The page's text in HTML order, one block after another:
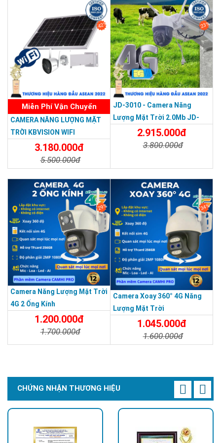
42%
Miễn Phí Vận Chuyển
CAMERA NĂNG LƯỢNG MẶT
TRỜI KBVISION WIFI
3.180.000đ
5.500.000đ
23%
JD-3010 - Camera Năng
Lượng Mặt Trời 2.0Mb JD-
3010, Tặng Thẻ Nhớ 32Gb
2.915.000đ
3.800.000đ
29%
Camera Năng Lượng Mặt Trời
4G 2 Ống Kính
1.200.000đ
1.700.000đ
34%
Camera Xoay 360° 4G Năng
Lượng Mặt Trời
1.045.000đ
1.600.000đ
CHỨNG NHẬN THƯƠNG HIỆU